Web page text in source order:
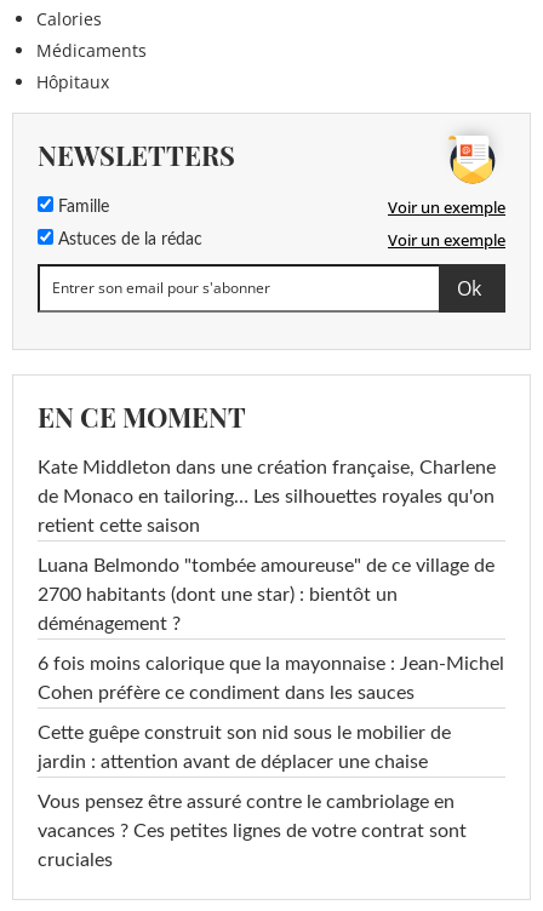
Calories
Médicaments
Hôpitaux
NEWSLETTERS
Famille Voir un exemple
Astuces de la rédac Voir un exemple
EN CE MOMENT
Kate Middleton dans une création française, Charlene
de Monaco en tailoring… Les silhouettes royales qu'on
retient cette saison
Luana Belmondo "tombée amoureuse" de ce village de
2700 habitants (dont une star) : bientôt un
déménagement ?
6 fois moins calorique que la mayonnaise : Jean-Michel
Cohen préfère ce condiment dans les sauces
Cette guêpe construit son nid sous le mobilier de
jardin : attention avant de déplacer une chaise
Vous pensez être assuré contre le cambriolage en
vacances ? Ces petites lignes de votre contrat sont
cruciales